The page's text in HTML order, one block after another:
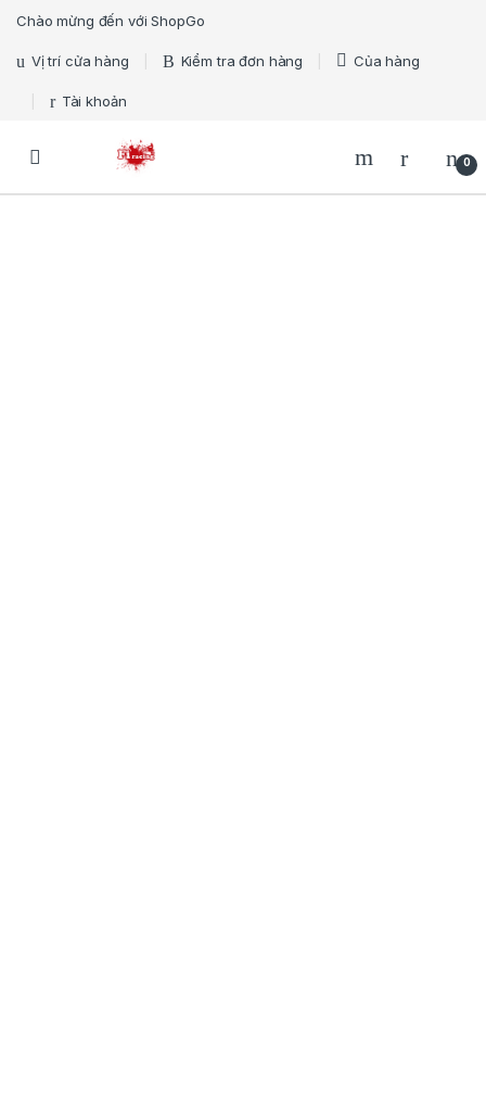
Skip to navigation
Skip to content
Chào mừng đến với ShopGo
Vị trí cửa hàng Kiểm tra đơn hàng Của hàng
Tài khoản
Open 0